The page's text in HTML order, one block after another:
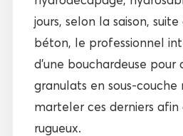
jours, selon la saison,
béton, le professionnel
d’une bouchardeuse pour
granulats en sous-couche
marteler ces derniers afin
rugueux.